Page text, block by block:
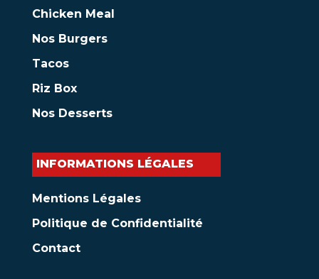
Chicken Meal
Nos Burgers
Tacos
Riz Box
Nos Desserts
INFORMATIONS LÉGALES
Mentions Légales
Politique de Confidentialité
Contact